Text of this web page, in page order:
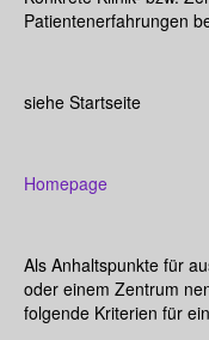
Patientenerfahrungen
siehe Startseite
Homepage
Als Anhaltspunkte für
oder einem Zentrum
folgende Kriterien für